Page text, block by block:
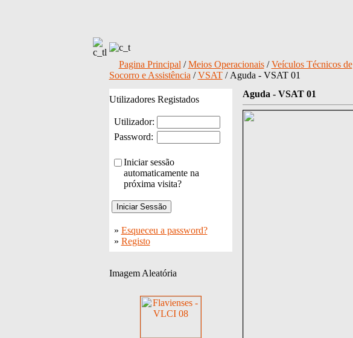
Pagina Principal /Meios Operacionais/Veículos Técnicos de
Socorro e Assistência /VSAT/ Aguda - VSAT 01
Utilizadores Registados
Utilizador:
Password:
Iniciar sessão
automaticamente na
próxima visita?
» Esqueceu a password?
» Registo
Imagem Aleatória
Aguda - VSAT 01